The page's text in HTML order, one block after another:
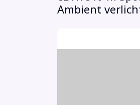
Ambient